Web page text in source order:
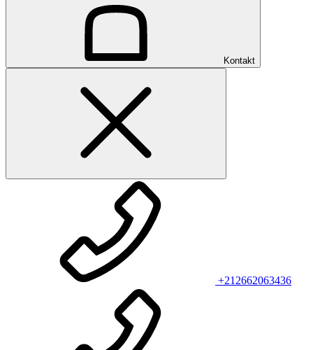
Kontakt
+212662063436